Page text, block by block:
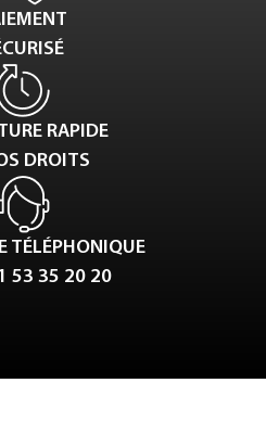
RAPIDE
DROITS
TÉLÉPHONIQUE
53 35 20 20